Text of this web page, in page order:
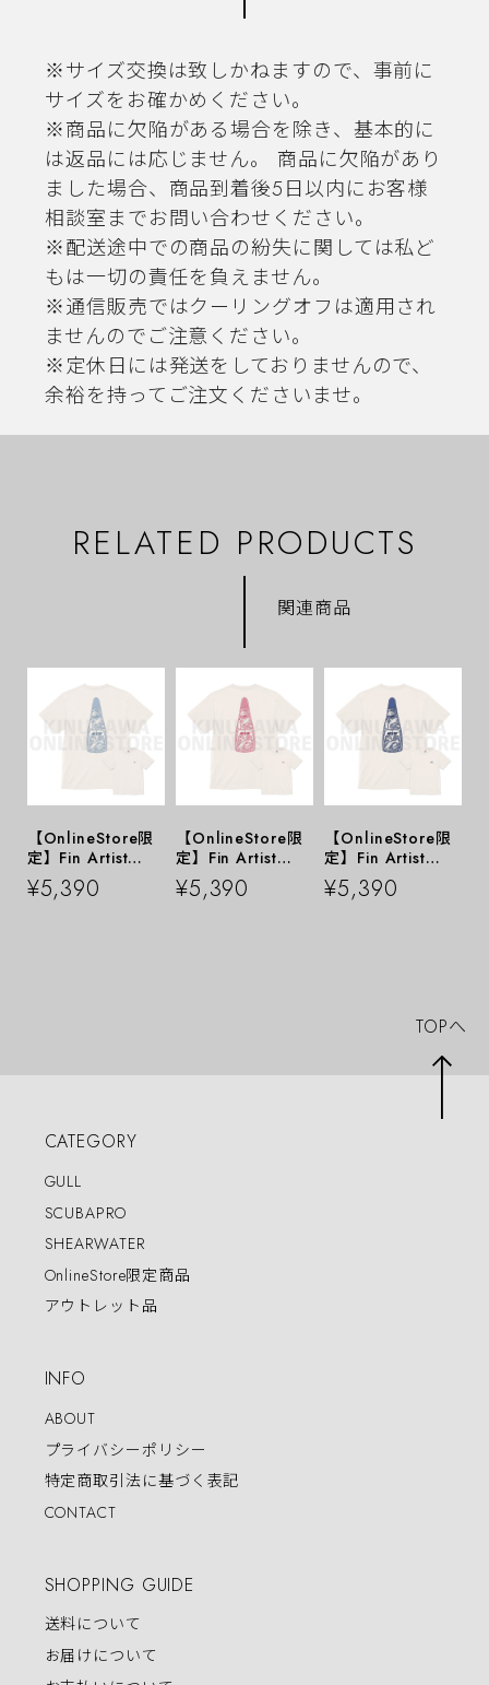
※サイズ交換は致しかねますので、事前に
サイズをお確かめください。
※商品に欠陥がある場合を除き、基本的に
は返品には応じません。 商品に欠陥があり
ました場合、商品到着後5日以内にお客様
相談室までお問い合わせください。
※配送途中での商品の紛失に関しては私ど
もは一切の責任を負えません。
※通信販売ではクーリングオフは適用され
ませんのでご注意ください。
※定休日には発送をしておりませんので、
余裕を持ってご注文くださいませ。
RELATED PRODUCTS
関連商品
【OnlineStore限
定】Fin Artist
YURIE × GULL コ
ラボTシャツ ″
¥5,390
【OnlineStore限
定】Fin Artist
YURIE × GULL コ
ラボTシャツ ″
¥5,390
【OnlineStore限
定】Fin Artist
YURIE × GULL コ
ラボTシャツ ″
¥5,390
CATEGORY
GULL
SCUBAPRO
SHEARWATER
OnlineStore限定商品
アウトレット品
INFO
ABOUT
プライバシーポリシー
特定商取引法に基づく表記
CONTACT
SHOPPING GUIDE
送料について
お届けについて
TOPへ